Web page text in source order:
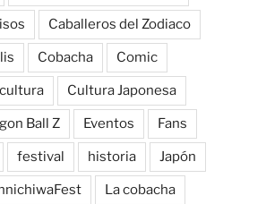
Caballeros del Zodiaco
Cobacha Comic
cultura Cultura Japonesa
Ball Z Eventos Fans
festival historia Japón
La cobacha